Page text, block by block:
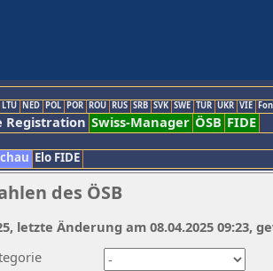
LTU NED POL POR ROU RUS SRB SVK SWE TUR UKR VIE
Registration Swiss-Manager ÖSB FIDE
Elo FIDE
des ÖSB
letzte Änderung am 08.04.2025 09:23,